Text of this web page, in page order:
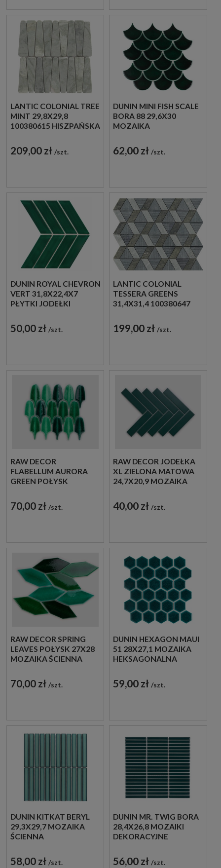
LANTIC COLONIAL TREE
MINT 29,8X29,8
100380615 HISZPAŃSKA
DEKORACYJNA
IMITUJĄCA KAMIEŃ W
209,00 zł szt.
DUNIN MINI FISH SCALE
BORA 88 29,6X30
MOZAIKA
62,00 zł szt.
DUNIN ROYAL CHEVRON
VERT 31,8X22,4X7
PŁYTKI JODEŁKI
50,00 zł szt.
LANTIC COLONIAL
TESSERA GREENS
31,4X31,4 100380647
ŚCIENNA
DEKORACYJNA
199,00 zł szt.
RAW DECOR
FLABELLUM AURORA
GREEN POŁYSK
ŚCIENNA
DEKORACYJNA
70,00 zł szt.
RAW DECOR JODEŁKA
XL ZIELONA MATOWA
24,7X20,9 MOZAIKA
40,00 zł szt.
RAW DECOR SPRING
LEAVES POŁYSK 27X28
MOZAIKA ŚCIENNA
70,00 zł szt.
DUNIN HEXAGON MAUI
51 28X27,1 MOZAIKA
HEKSAGONALNA
59,00 zł szt.
DUNIN KITKAT BERYL
29,3X29,7 MOZAIKA
ŚCIENNA
58,00 zł szt.
DUNIN MR. TWIG BORA
28,4X26,8 MOZAIKI
DEKORACYJNE
56,00 zł szt.